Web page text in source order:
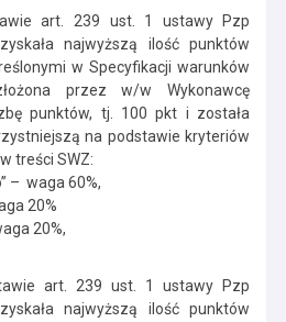
art. 239 ust. 1 ustawy Pzp
najwyższą ilość punktów
w Specyfikacji warunków
przez w/w Wykonawcę
punktów, tj. 100 pkt i została
na podstawie kryteriów
treści SWZ:
– waga 60%,
20%
20%,
art. 239 ust. 1 ustawy Pzp
najwyższą ilość punktów